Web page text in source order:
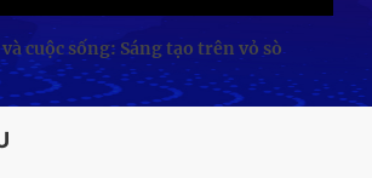
cuộc sống: Sáng tạo trên vỏ sò